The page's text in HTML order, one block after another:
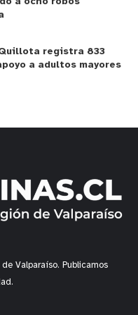
registra 833
a adultos mayores
Valparaíso. Publicamos